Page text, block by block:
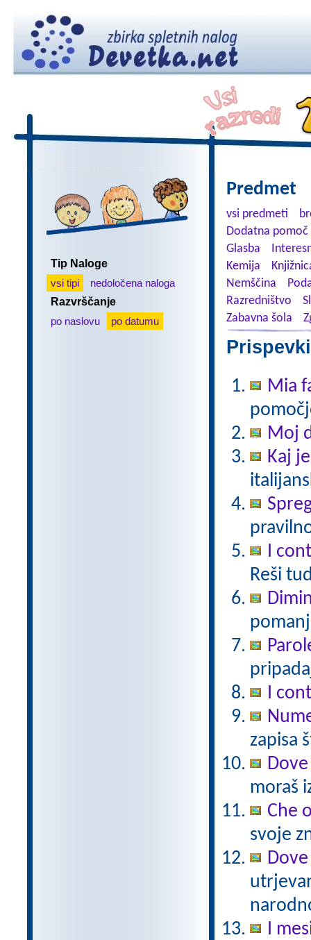
Tip Naloge
vsi tipi
nedoločena naloga
Razvrščanje
po naslovu
po datumu
Predmet
vsi predmeti
Dodatna
Glasba
Kemija
Nemščina
Razredništvo
Zabavna šola
Mia
Moj
Kaj
I
Reši
I
zapisa
moraš
Che
svoje
I